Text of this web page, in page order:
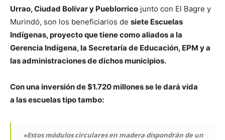
Urrao, Ciudad Bolívar y Pueblorrico junto con El Bagre y
Murindó, son los beneficiarios de siete Escuelas
Indígenas, proyecto que tiene como aliados a la
Gerencia Indígena, la Secretaría de Educación, EPM y a
las administraciones de dichos municipios.
Con una inversión de $1.720 millones se le dará vida
a las escuelas tipo tambo:
«Estos módulos circulares en madera dispondrán de un